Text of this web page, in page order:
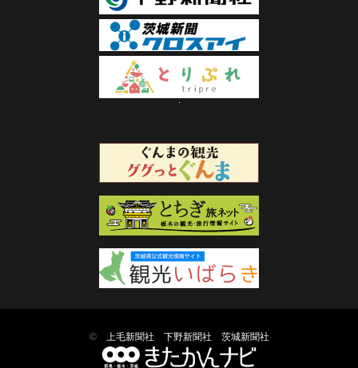
© 上毛新聞社 下野新聞社 茨城新聞社